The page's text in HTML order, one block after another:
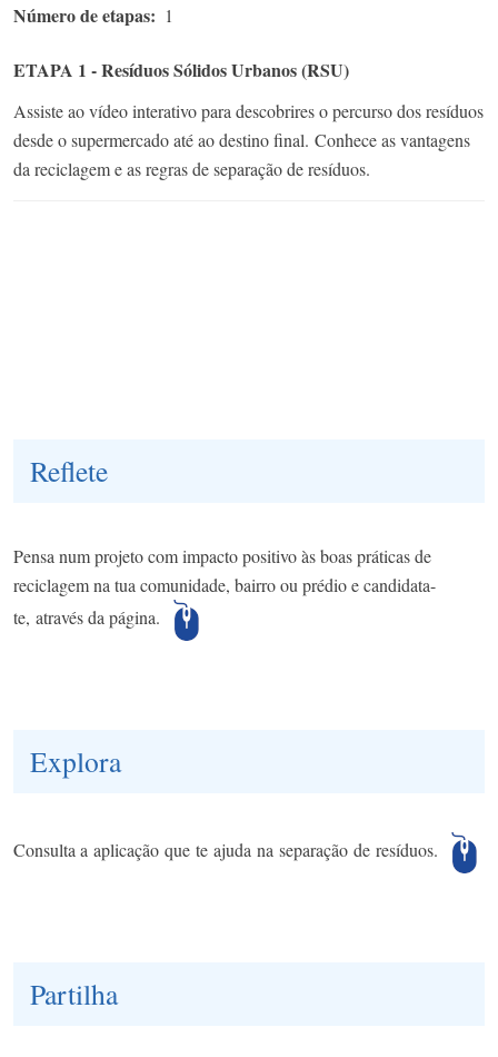
Número de etapas 1
ETAPA 1 - Resíduos Sólidos Urbanos (RSU)
Assiste ao vídeo interativo para descobrires o percurso dos resíduos
desde o supermercado até ao destino final. Conhece as vantagens
da reciclagem e as regras de separação de resíduos.
Reflete
Pensa num projeto com impacto positivo às boas práticas de
reciclagem na tua comunidade, bairro ou prédio e candidata-
te, através da página.
Explora
Consulta a aplicação que te ajuda na separação de resíduos.
Partilha